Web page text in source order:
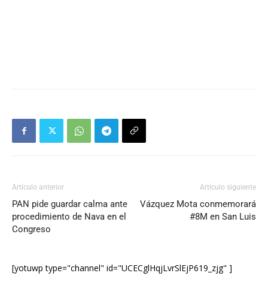
Artículo anterior
PAN pide guardar calma ante
procedimiento de Nava en el
Congreso
Artículo siguiente
Vázquez Mota conmemorará
#8M en San Luis
[yotuwp type="channel" id="UCECglHqjLvrSlEjP619_zjg" ]